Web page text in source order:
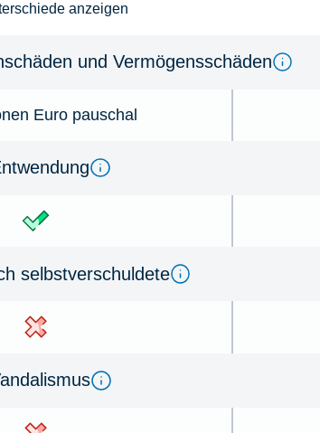
anzeigen
und Ver­mö­gens­schä­den
Euro pauschal
selbst­ver­schul­de­te